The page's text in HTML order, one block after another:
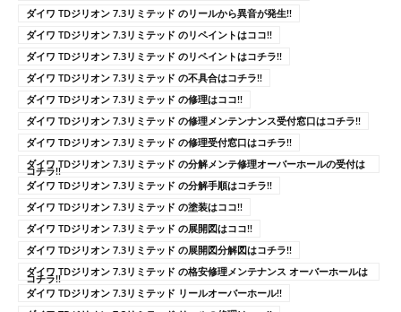
ダイワ TDジリオン 7.3リミテッド のリールから異音が発生!!
ダイワ TDジリオン 7.3リミテッド のリペイントはココ!!
ダイワ TDジリオン 7.3リミテッド のリペイントはコチラ!!
ダイワ TDジリオン 7.3リミテッド の不具合はコチラ!!
ダイワ TDジリオン 7.3リミテッド の修理はココ!!
ダイワ TDジリオン 7.3リミテッド の修理メンテンナンス受付窓口はコチラ!!
ダイワ TDジリオン 7.3リミテッド の修理受付窓口はコチラ!!
ダイワ TDジリオン 7.3リミテッド の分解メンテ修理オーバーホールの受付は
コチラ!!
ダイワ TDジリオン 7.3リミテッド の分解手順はコチラ!!
ダイワ TDジリオン 7.3リミテッド の塗装はココ!!
ダイワ TDジリオン 7.3リミテッド の展開図はココ!!
ダイワ TDジリオン 7.3リミテッド の展開図分解図はコチラ!!
ダイワ TDジリオン 7.3リミテッド の格安修理メンテナンス オーバーホールは
コチラ!!
ダイワ TDジリオン 7.3リミテッド リールオーバーホール!!